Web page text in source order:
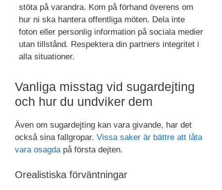
stöta på varandra. Kom på förhand överens om
hur ni ska hantera offentliga möten. Dela inte
foton eller personlig information på sociala medier
utan tillstånd. Respektera din partners integritet i
alla situationer.
Vanliga misstag vid sugardejting
och hur du undviker dem
Även om sugardejting kan vara givande, har det
också sina fallgropar. Vissa saker är bättre att låta
vara osagdapå första dejten.
Orealistiska förväntningar